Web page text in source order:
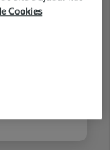
Cookies